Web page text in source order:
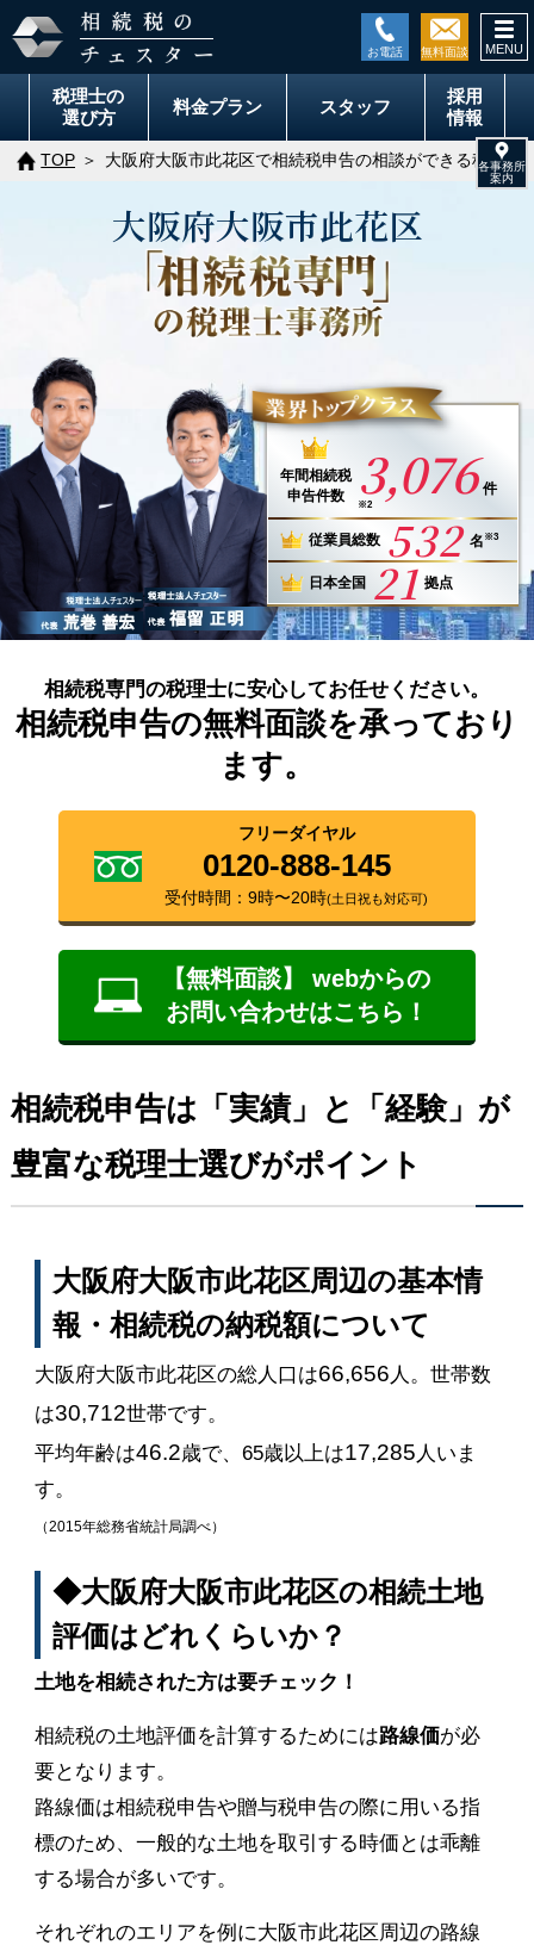
税理士の
選び方
料金プラン スタッフ
採用
情報
TOP 大阪府大阪市此花区で相続税申告の相談ができる税理士
大阪府大阪市此花区
年間相続税
申告件数
3,076 件
※2
従業員総数 532 名 ※3
日本全国 21 拠点
相続税専門の税理士に安心してお任せください。
相続税申告の無料面談を承っており
ます。
フリーダイヤル
0120-888-145
受付時間：9時〜20時(土日祝も対応可)
【無料面談】 webからの
お問い合わせはこちら！
相続税申告は「実績」と「経験」が
豊富な税理士選びがポイント
大阪府大阪市此花区周辺の基本情
報・相続税の納税額について
大阪府大阪市此花区の総人口は66,656 人。世帯数
は30,712世帯です。
平均年齢は46.2歳で、65歳以上は17,285 人いま
す。
（2015年総務省統計局調べ）
◆大阪府大阪市此花区の相続土地
評価はどれくらいか？
土地を相続された方は要チェック！
相続税の土地評価を計算するためには路線価が必
要となります。
路線価は相続税申告や贈与税申告の際に用いる指
標のため、一般的な土地を取引する時価とは乖離
する場合が多いです。
それぞれのエリアを例に大阪市此花区周辺の路線